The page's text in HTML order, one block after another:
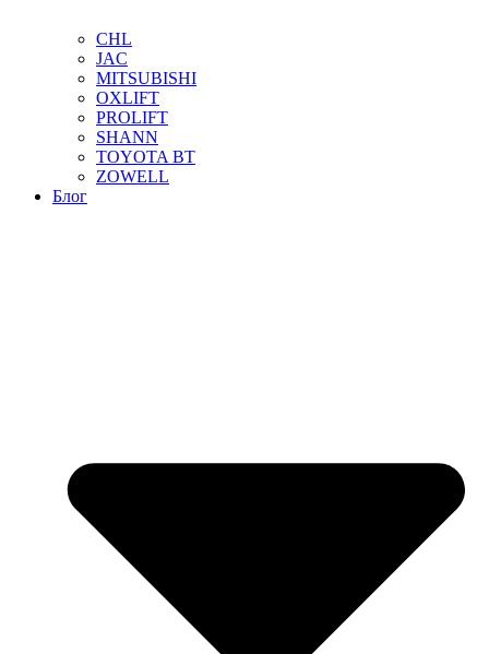
CHL
JAC
MITSUBISHI
OXLIFT
PROLIFT
SHANN
TOYOTA BT
ZOWELL
Блог